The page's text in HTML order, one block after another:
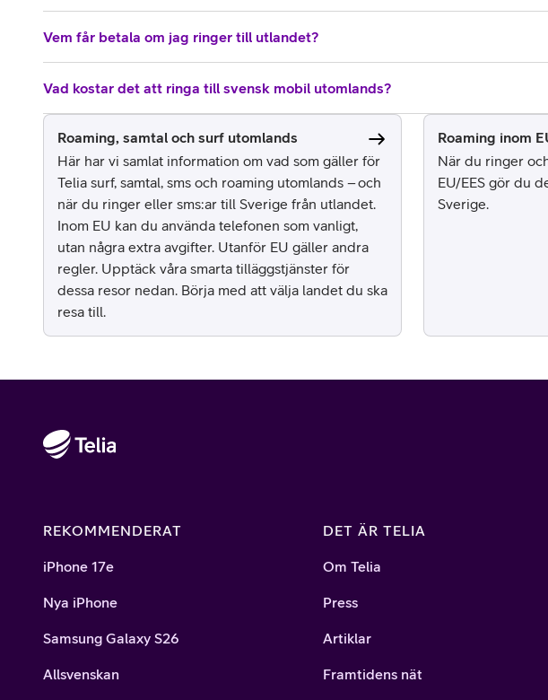
Vem får betala om jag ringer till utlandet?
Vad kostar det att ringa till svensk mobil utomlands?
Roaming, samtal och surf utomlands
Här har vi samlat information om vad som gäller för
Telia surf, samtal, sms och roaming utomlands – och
när du ringer eller sms:ar till Sverige från utlandet.
Inom EU kan du använda telefonen som vanligt,
utan några extra avgifter. Utanför EU gäller andra
regler. Upptäck våra smarta tilläggstjänster för
dessa resor nedan. Börja med att välja landet du ska
resa till.
Roaming inom
När du ringer
EU/EES gör du
Sverige.
REKOMMENDERAT
iPhone 17e
Nya iPhone
Samsung Galaxy S26
Allsvenskan
DET ÄR TELIA
Om Telia
Press
Artiklar
Framtidens nät